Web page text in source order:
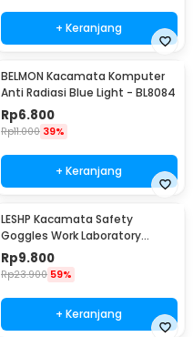
+ Keranjang
BELMON Kacamata Komputer
Anti Radiasi Blue Light - BL8084
Rp6.800
Rp11.000 39%
+ Keranjang
LESHP Kacamata Safety
Goggles Work Laboratory
Eyewear - LE979
Rp9.800
Rp23.900 59%
+ Keranjang